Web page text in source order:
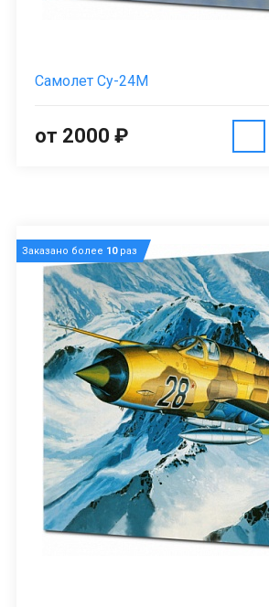
Самолет Су-24М
от 2000 ₽
Заказано более 10раз